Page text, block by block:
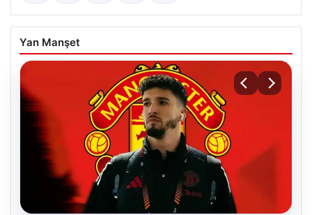
Yan Manşet